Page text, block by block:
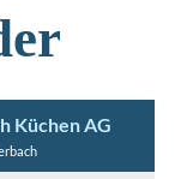
Küchen AG